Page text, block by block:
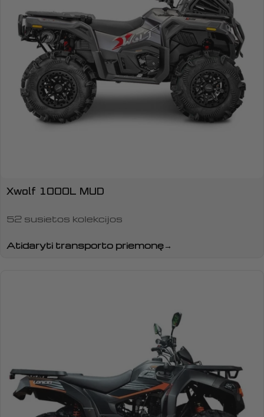
Xwolf 1000L MUD
52 susietos kolekcijos
Atidaryti transporto priemonę